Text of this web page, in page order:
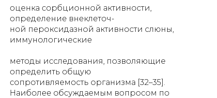
оценка сорбционной активности,
определение внеклеточ-
ной пероксидазной активности слюны,
иммунологические
методы исследования, позволяющие
определить общую
сопротивляемость организма [32–35].
Наиболее обсуждаемым вопросом по